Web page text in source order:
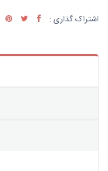
اشتراک گذاری :